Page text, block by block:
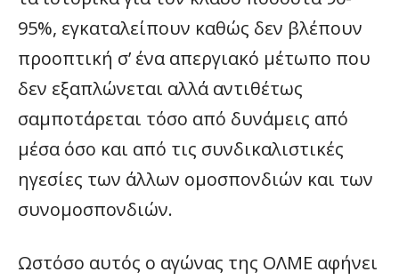
95%, εγκαταλείπουν καθώς δεν βλέπουν
προοπτική σ’ ένα απεργιακό μέτωπο που
δεν εξαπλώνεται αλλά αντιθέτως
σαμποτάρεται τόσο από δυνάμεις από
μέσα όσο και από τις συνδικαλιστικές
ηγεσίες των άλλων ομοσπονδιών και των
συνομοσπονδιών.
Ωστόσο αυτός ο αγώνας της ΟΛΜΕ αφήνει